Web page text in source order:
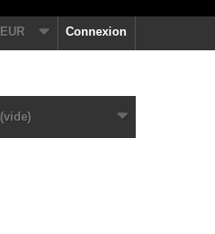
Connexion
EUR
(vide)